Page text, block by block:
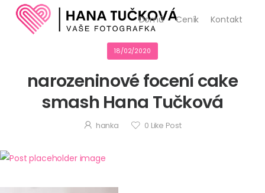
Domů Ceník Kontakt
18/02/2020
narozeninové focení cake
smash Hana Tučková
hanka 0 Like Post